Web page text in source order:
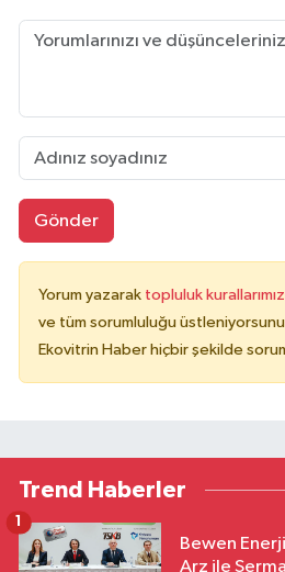
Gönder
Yorum yazarak topluluk
ve tüm sorumluluğu
Ekovitrin Haber hiçbir şekilde
Trend Haberler
Bewen
Arz ile
1